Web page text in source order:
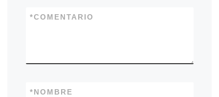
COMENTARIO
*
NOMBRE
*